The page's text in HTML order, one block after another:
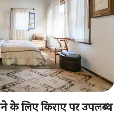
के लिए किराए पर उपलब्ध